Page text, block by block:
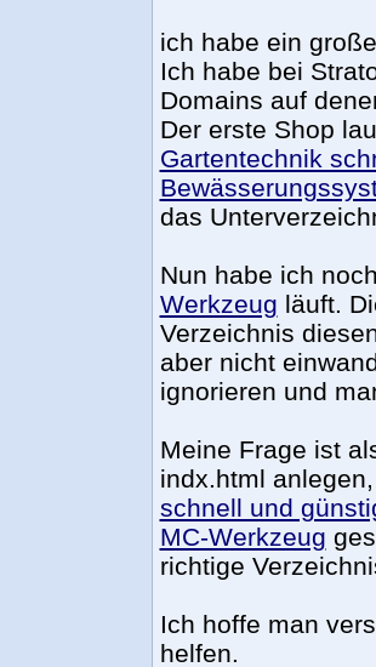
ich habe ein
Ich habe bei
Domains auf
Der erste Shop
Gartentechnik
das
Nun habe ich
Werkzeug läuft.
Verzeichnis
aber nicht
ignorieren und
Meine Frage ist
indx.html
schnell und
MC-Werkzeug
richtige
Ich hoffe man
helfen.